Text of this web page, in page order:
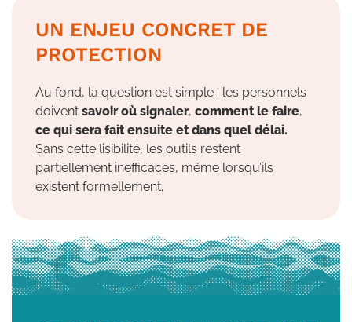
UN ENJEU CONCRET DE
PROTECTION
Au fond, la question est simple : les personnels
doivent savoir où signaler, comment le faire,
ce qui sera fait ensuite et dans quel délai.
Sans cette lisibilité, les outils restent
partiellement inefficaces, même lorsqu’ils
existent formellement.